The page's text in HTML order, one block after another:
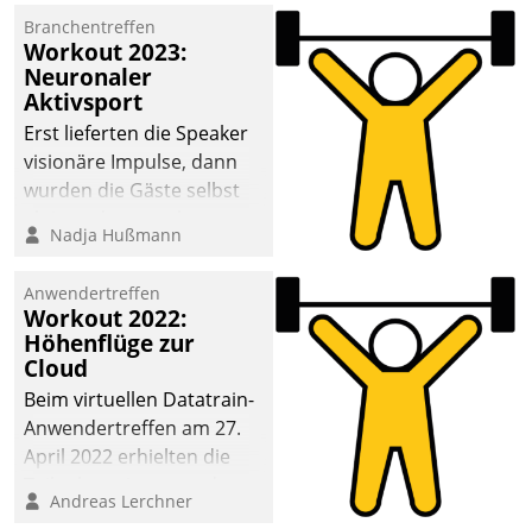
Mammutprojekte
meistern und Workloads
wuppen – bei zunehmend
anspruchsvollen
Aufgaben und
abnehmendem
Branchentreffen
Workout 2023:
Neuronaler
Aktivsport
Erst lieferten die Speaker
visionäre Impulse, dann
wurden die Gäste selbst
methodisch
Quartier. Dazwischen
zeigte Datatrain, was es
Neues zu bieten hat.
Nadja Hußmann
Anwendertreffen
Workout 2022:
Höhenflüge zur
Cloud
Beim virtuellen Datatrain-
Anwendertreffen am 27.
April 2022 erhielten die
Teilnehmer kurzweilige
Andreas Lerchner